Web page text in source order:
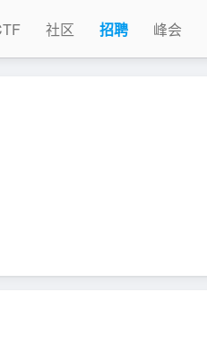
社区 招聘 峰会